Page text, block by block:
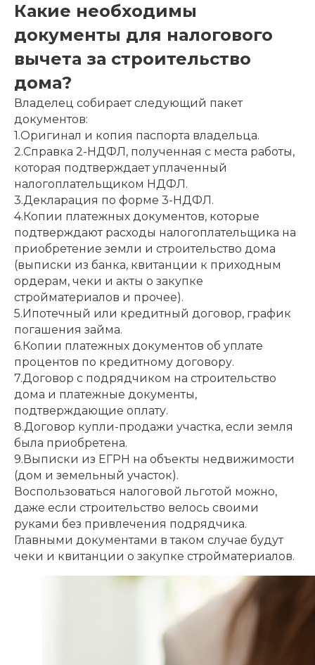
Какие необходимы
документы для налогового
вычета за строительство
дома?
Владелец собирает следующий пакет
документов:
1.Оригинал и копия паспорта владельца.
2.Справка 2-НДФЛ, полученная с места работы,
которая подтверждает уплаченный
налогоплательщиком НДФЛ.
3.Декларация по форме 3-НДФЛ.
4.Копии платежных документов, которые
подтверждают расходы налогоплательщика на
приобретение земли и строительство дома
(выписки из банка, квитанции к приходным
ордерам, чеки и акты о закупке
стройматериалов и прочее).
5.Ипотечный или кредитный договор, график
погашения займа.
6.Копии платежных документов об уплате
процентов по кредитному договору.
7.Договор с подрядчиком на строительство
дома и платежные документы,
подтверждающие оплату.
8.Договор купли-продажи участка, если земля
была приобретена.
9.Выписки из ЕГРН на объекты недвижимости
(дом и земельный участок).
Воспользоваться налоговой льготой можно,
даже если строительство велось своими
руками без привлечения подрядчика.
Главными документами в таком случае будут
чеки и квитанции о закупке стройматериалов.